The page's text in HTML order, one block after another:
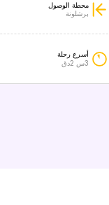
محطة الوصول
برشلونة
أسرع رحلة
3س 2دق